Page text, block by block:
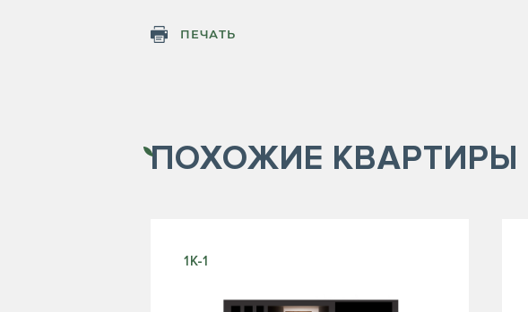
ПЕЧАТЬ
ПОХОЖИЕ КВАРТИРЫ
1К-1